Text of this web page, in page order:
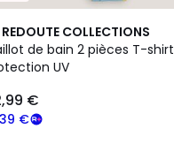
COLLECTIONS
de bain 2 pièces T-shirt
UV
€
€